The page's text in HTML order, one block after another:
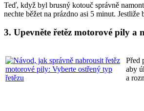
Teď, když byl brusný kotouč správně
nechte běžet na prázdno asi 5 minut.
3. Upevněte řetěz motorové pily a
Před
aby
a